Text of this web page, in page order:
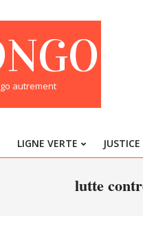
autrement
LIGNE VERTE JUSTICE
lutte